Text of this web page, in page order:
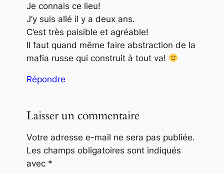
Je connais ce lieu!
J’y suis allé il y a deux ans.
C’est très paisible et agréable!
Il faut quand même faire abstraction de la
mafia russe qui construit à tout va!
Répondre
Laisser un commentaire
Votre adresse e-mail ne sera pas publiée.
Les champs obligatoires sont indiqués
avec *